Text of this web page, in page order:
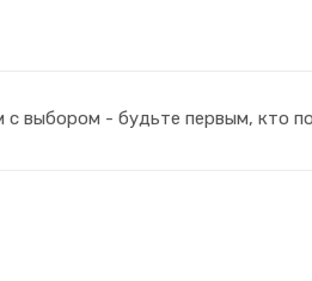
с выбором - будьте первым, кто